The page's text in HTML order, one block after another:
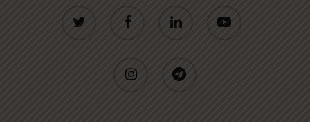
facebook linkedin
instagram telegram